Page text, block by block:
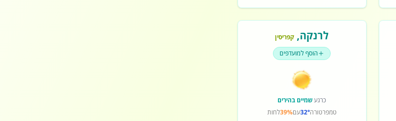
לרנקה, קפריסין
הוסף למועדפים
כרגעשמיים בהירים
טמפרטורה32°עם39%לחות